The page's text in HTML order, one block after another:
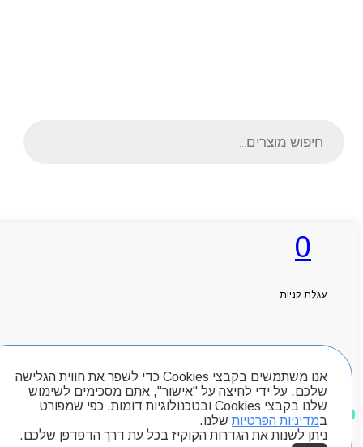
אנו משתמשים בקבצי Cookies כדי לשפר את חווית הגלישה
שלכם. על ידי לחיצה על "אישור", אתם מסכימים לשימוש
שלנו בקבצי Cookies ובטכנולוגיות דומות, כפי שמפורט
במדיניות הפרטיות שלנו.
ניתן לשנות את הגדרות הקוקיז בכל עת דרך הדפדפן שלכם.
0
עגלת קניות
חיפוש מוצרים
מוצרים שאהבתי
search
אודותניו
קטלוג מוצרים
מותגים